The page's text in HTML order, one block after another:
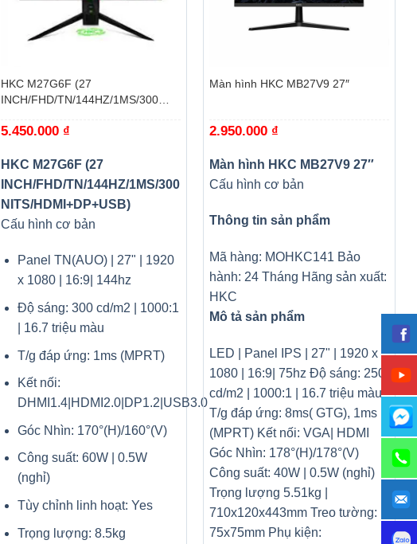
HKC M27G6F (27
INCH/FHD/TN/144HZ/1MS/300
5.450.000 ₫
HKC M27G6F (27
INCH/FHD/TN/144HZ/1MS/300
NITS/HDMI+DP+USB)
Cấu hình cơ bản
Panel TN(AUO) | 27" | 1920
x 1080 | 16:9| 144hz
Độ sáng: 300 cd/m2 | 1000:1
| 16.7 triệu màu
T/g đáp ứng: 1ms (MPRT)
Kết nối:
DHMI1.4|HDMI2.0|DP1.2|USB3.0
Góc Nhìn: 170°(H)/160°(V)
Công suất: 60W | 0.5W
(nghỉ)
Tùy chỉnh linh hoạt: Yes
Trọng lượng: 8.5kg
Màn hình HKC MB27V9 27″
2.950.000 ₫
Màn hình HKC MB27V9 27″
Cấu hình cơ bản
Thông tin sản phẩm
Mã hàng: MOHKC141 Bảo
hành: 24 Tháng Hãng sản xuất:
HKC
Mô tả sản phẩm
LED | Panel IPS | 27" | 1920 x
1080 | 16:9| 75hz Độ sáng: 250
cd/m2 | 1000:1 | 16.7 triệu màu
T/g đáp ứng: 8ms( GTG), 1ms
(MPRT) Kết nối: VGA| HDMI
Góc Nhìn: 178°(H)/178°(V)
Công suất: 40W | 0.5W (nghỉ)
Trọng lượng 5.51kg |
710x120x443mm Treo tường:
75x75mm Phụ kiện: